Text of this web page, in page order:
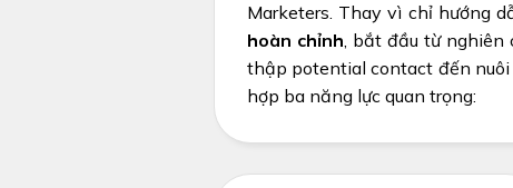
Marketers. Thay vì chỉ hướng
hoàn chỉnh, bắt đầu từ nghiên
thập potential contact đến
hợp ba năng lực quan trọng: